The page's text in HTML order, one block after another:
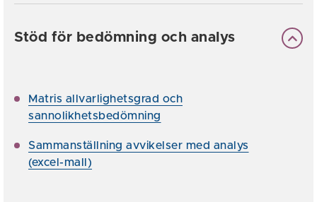
Stöd för bedömning och analys
Matris allvarlighetsgrad och
sannolikhetsbedömning
Sammanställning avvikelser med analys
(excel-mall)